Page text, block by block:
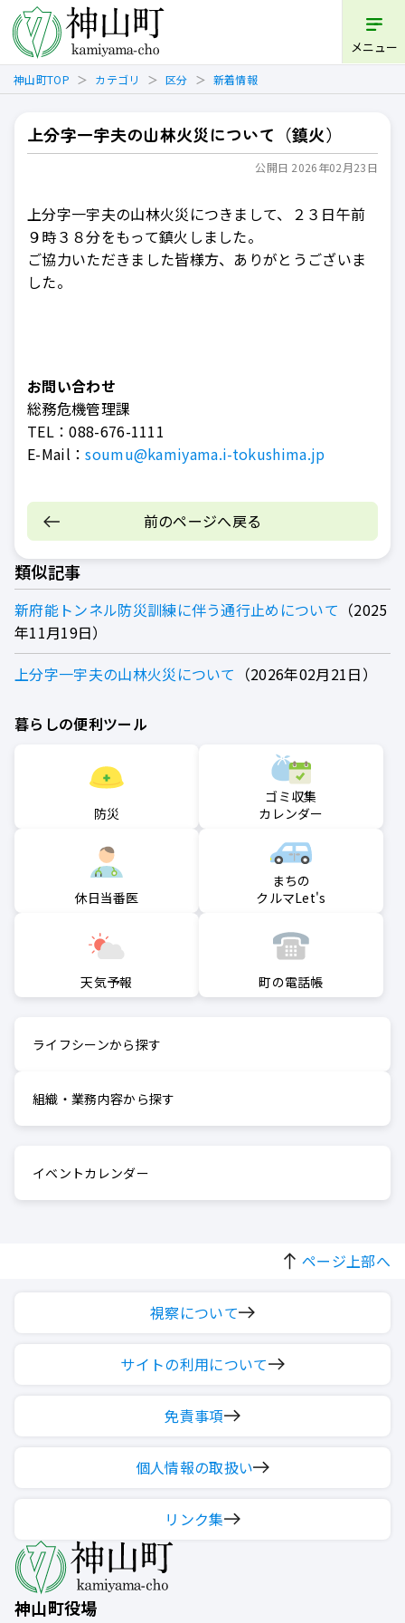
メニュー
神山町TOP カテゴリ 区分 新着情報
上分字一宇夫の山林火災について（鎮火）
公開日 2026年02月23日
上分字一宇夫の山林火災につきまして、２３日午前
９時３８分をもって鎮火しました。
ご協力いただきました皆様方、ありがとうございま
した。
お問い合わせ
総務危機管理課
TEL：088-676-1111
E-Mail：soumu@kamiyama.i-tokushima.jp
前のページへ戻る
類似記事
新府能トンネル防災訓練に伴う通行止めについて
2025
年11月19日
上分字一宇夫の山林火災について
2026年02月21日
暮らしの便利ツール
防災
ゴミ収集
カレンダー
休日当番医
まちの
クルマLet's
天気予報 町の電話帳
ライフシーンから探す
組織・業務内容から探す
イベントカレンダー
ページ上部へ
神山町役場
視察について
サイトの利用について
免責事項
個人情報の取扱い
リンク集